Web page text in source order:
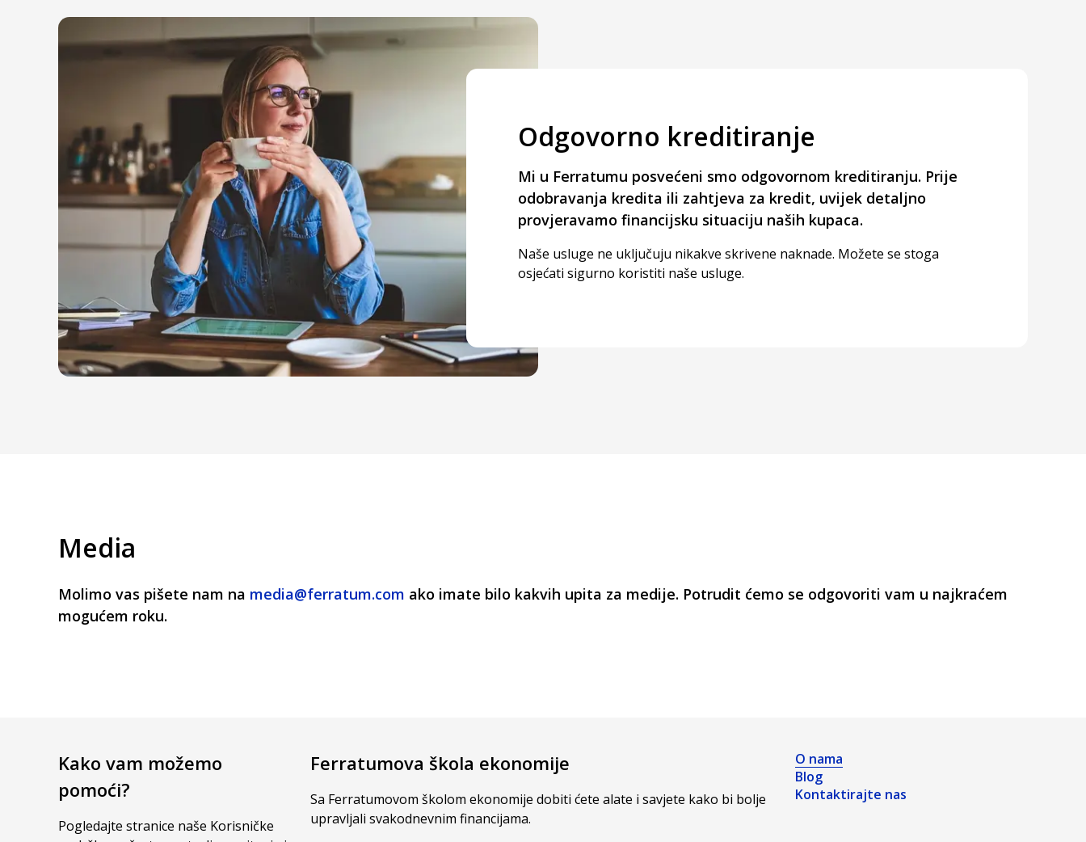
Odgovorno kreditiranje
Mi u Ferratumu posvećeni smo odgovornom kreditiranju. Prije
odobravanja kredita ili zahtjeva za kredit, uvijek detaljno
provjeravamo financijsku situaciju naših kupaca.
Naše usluge ne uključuju nikakve skrivene naknade. Možete se stoga
osjećati sigurno koristiti naše usluge.
Media
Molimo vas pišete nam na media@ferratum.com ako imate bilo kakvih upita za medije. Potrudit ćemo se odgovoriti vam u najkraćem
mogućem roku.
Kako vam možemo
pomoći?
Pogledajte stranice naše Korisničke
Ferratumova škola ekonomije
Sa Ferratumovom školom ekonomije dobiti ćete alate i savjete kako bi bolje
upravljali svakodnevnim financijama.
O nama
Blog
Kontaktirajte nas